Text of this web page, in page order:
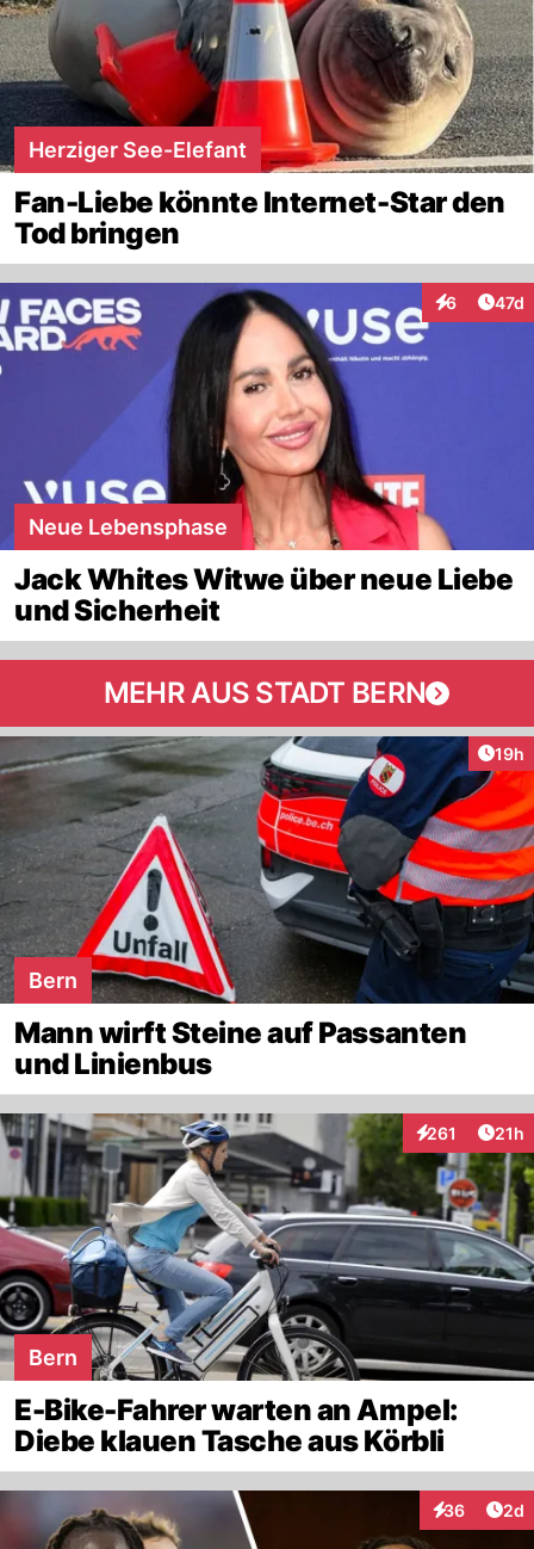
Herziger See-Elefant
Fan-Liebe könnte Internet-Star den
Tod bringen
6
Interaktionen
47d
Neue Lebensphase
Jack Whites Witwe über neue Liebe
und Sicherheit
MEHR AUS STADT BERN
19h
Bern
Mann wirft Steine auf Passanten
und Linienbus
261
Interaktionen
21h
Bern
E-Bike-Fahrer warten an Ampel:
Diebe klauen Tasche aus Körbli
36
Interaktionen
2d